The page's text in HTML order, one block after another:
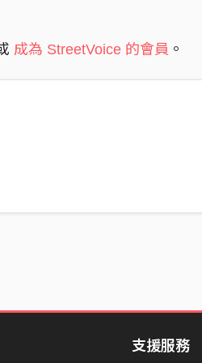
成為 StreetVoice 的會員 。
支援服務